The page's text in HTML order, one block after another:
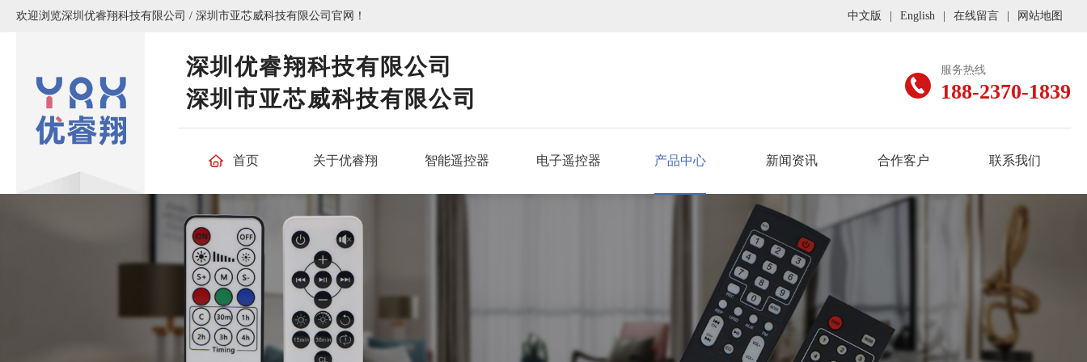
中文版 English 在线留言 网站地图
欢迎浏览深圳优睿翔科技有限公司 / 深圳市亚芯威科技有限公司官网！
深圳优睿翔科技有限公司
深圳市亚芯威科技有限公司
服务热线
188-2370-1839
首页 关于优睿翔 智能遥控器 电子遥控器 产品中心 新闻资讯 合作客户 联系我们